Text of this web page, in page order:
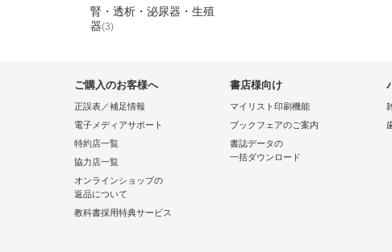
腎・透析・泌尿器・生殖
器(3)
ご購入のお客様へ
正誤表／補足情報
電子メディアサポート
特約店一覧
協力店一覧
オンラインショップの
返品について
教科書採用特典サービス
書店様向け
マイリスト印刷機能
ブックフェアのご案内
書誌データの
一括ダウンロード